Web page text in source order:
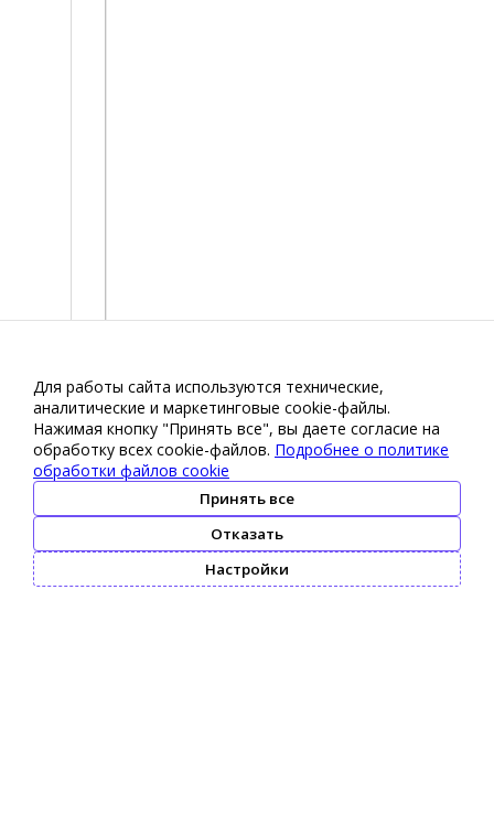
Для работы сайта используются технические,
аналитические и маркетинговые сооkіе-файлы.
Нажимая кнопку "Принять все", вы даете согласие на
обработку всех cookie-файлов. Подробнее о политике
обработки файлов cookie
Принять все
Отказать
Настройки